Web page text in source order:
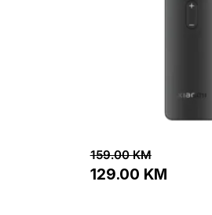
159.00KM
129.00 KM